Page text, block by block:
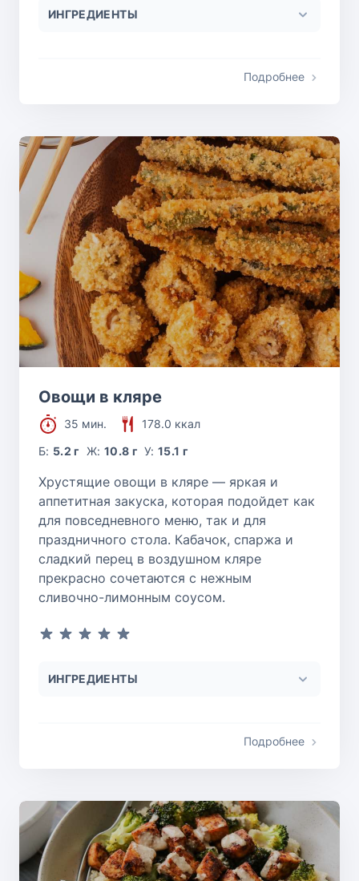
ИНГРЕДИЕНТЫ
Подробнее
Овощи в кляре
35 мин.
178.0 ккал
Б: 5.2 г Ж: 10.8 г У:15.1 г
Хрустящие овощи в кляре — яркая и
аппетитная закуска, которая подойдет как
для повседневного меню, так и для
праздничного стола. Кабачок, спаржа и
сладкий перец в воздушном кляре
прекрасно сочетаются с нежным
сливочно-лимонным соусом.
ИНГРЕДИЕНТЫ
Подробнее